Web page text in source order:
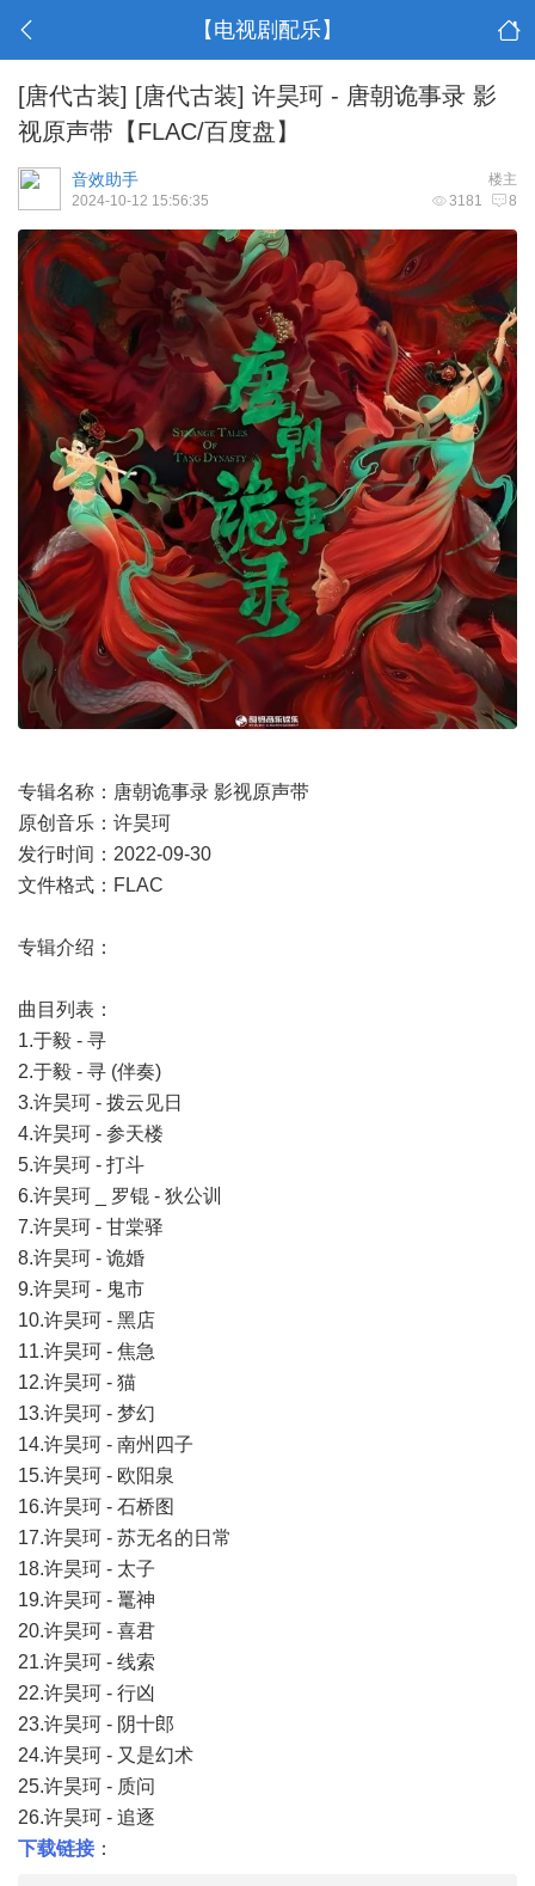
【电视剧配乐】
[唐代古装] [唐代古装] 许昊珂 - 唐朝诡事录 影
视原声带【FLAC/百度盘】
楼主
音效助手
3181 8
2024-10-12 15:56:35
专辑名称：唐朝诡事录 影视原声带
原创音乐：许昊珂
发行时间：2022-09-30
文件格式：FLAC
专辑介绍：
曲目列表：
1.于毅 - 寻
2.于毅 - 寻 (伴奏)
3.许昊珂 - 拨云见日
4.许昊珂 - 参天楼
5.许昊珂 - 打斗
6.许昊珂 _ 罗锟 - 狄公训
7.许昊珂 - 甘棠驿
8.许昊珂 - 诡婚
9.许昊珂 - 鬼市
10.许昊珂 - 黑店
11.许昊珂 - 焦急
12.许昊珂 - 猫
13.许昊珂 - 梦幻
14.许昊珂 - 南州四子
15.许昊珂 - 欧阳泉
16.许昊珂 - 石桥图
17.许昊珂 - 苏无名的日常
18.许昊珂 - 太子
19.许昊珂 - 鼍神
20.许昊珂 - 喜君
21.许昊珂 - 线索
22.许昊珂 - 行凶
23.许昊珂 - 阴十郎
24.许昊珂 - 又是幻术
25.许昊珂 - 质问
26.许昊珂 - 追逐
下载链接：